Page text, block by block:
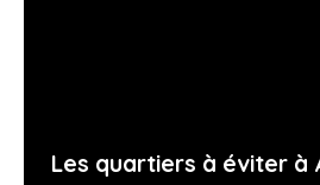
Les quartiers à éviter à